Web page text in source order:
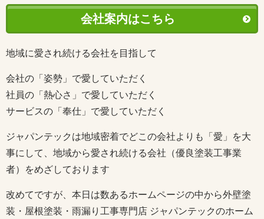
会社案内はこちら
地域に愛され続ける会社を目指して
会社の「姿勢」で愛していただく
社員の「熱心さ」で愛していただく
サービスの「奉仕」で愛していただく
ジャパンテックは地域密着でどこの会社よりも「愛」を大
事にして、地域から愛され続ける会社（優良塗装工事業
者）をめざしております
改めてですが、本日は数あるホームページの中から外壁塗
装・屋根塗装・雨漏り工事専門店 ジャパンテックのホーム